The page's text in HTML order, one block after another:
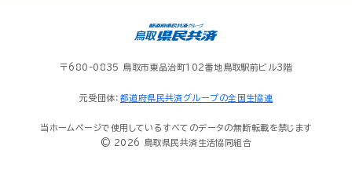
〒680-0835 鳥取市東品治町102番地鳥取駅前ビル3階
元受団体： 都道府県民共済グループの全国生協連
当ホームページで使用しているすべてのデータの無断転載を禁じます
© 2026 鳥取県民共済生活協同組合